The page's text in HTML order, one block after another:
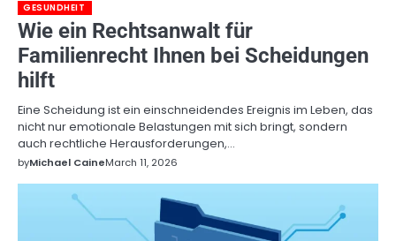
GESUNDHEIT
Wie ein Rechtsanwalt für
Familienrecht Ihnen bei Scheidungen
hilft
Eine Scheidung ist ein einschneidendes Ereignis im Leben, das
nicht nur emotionale Belastungen mit sich bringt, sondern
auch rechtliche Herausforderungen,…
byMichael CaineMarch 11, 2026